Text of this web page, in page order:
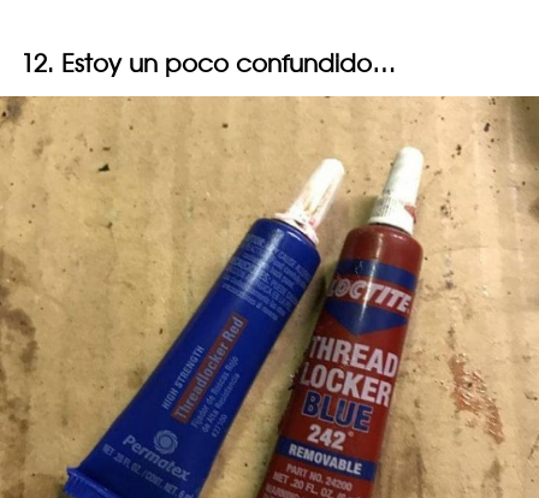
12. Estoy un poco confundido…